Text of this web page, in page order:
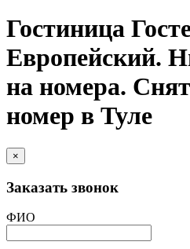
Гостиница
Европейский.
на номера.
номер в Туле
×
Заказать звонок
ФИО